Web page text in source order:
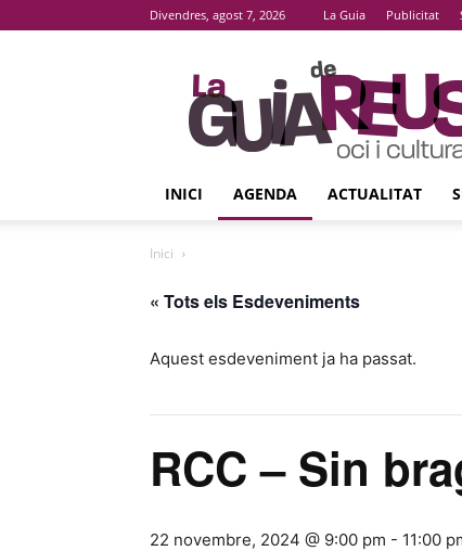
Divendres, agost 7, 2026 La Guia Publicitat
La
Guia
De
Reus
INICI AGENDA ACTUALITAT
Inici
« Tots els Esdeveniments
Aquest esdeveniment ja ha passat.
RCC – Sin
22 novembre, 2024 @ 9:00 pm - 11:00